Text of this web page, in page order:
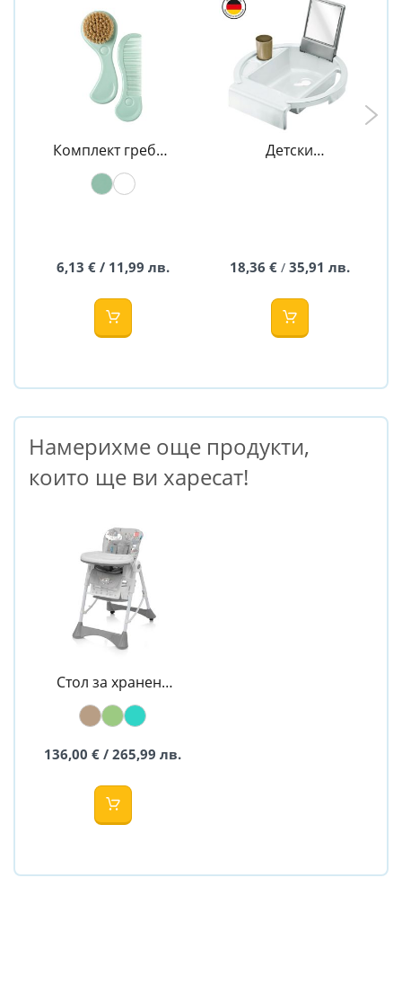
Комплект гребен
и четка Natural -
Rotho Babydesign
6,13 € / 11,99 лв.
Детски
18,36 €/ 35,91 лв.
Намерихме още продукти,
които ще ви харесат!
Стол за хранене
PEPE - BABY
DESIGN
136,00 € / 265,99 лв.